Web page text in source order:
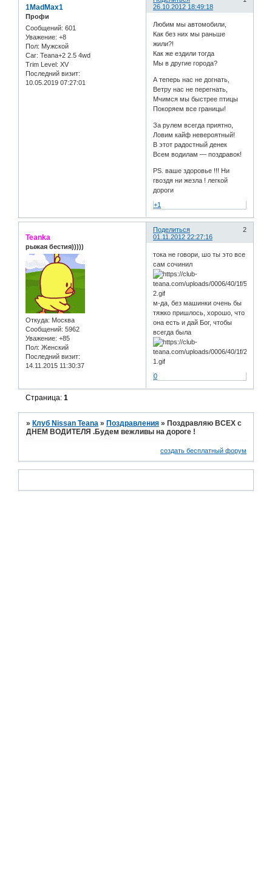
26.10.2012 18:49:18
1MadMax1
Профи
Сообщений: 601
Уважение: +8
Пол: Мужской
Car: Teana+2 2.5 4wd
Trim Level: XV
Последний визит:
10.05.2019 07:27:01
Любим мы автомобили,
Как без них мы раньше
жили?!
Как же ездили тогда
Мы в другие города?
А теперь нас не догнать,
Ветру нас не перегнать,
Мчимся мы быстрее птицы
Покоряем все границы!
За рулем всегда приятно,
Ловим кайф невероятный!
В этот радостный денек
Всем водилам — поздравок!
PS. ваше здоровье !!! Ни
гвоздя ни жезла ! легкой
дороги
+1
Поделиться
2
01.11.2012 22:27:16
Teanka
рыжая бестия)))))
Откуда: Москва
Сообщений: 5962
Уважение: +85
Пол: Женский
Последний визит:
14.11.2015 11:30:37
тока не говори, шо ты это все
сам сочинил
м-да, без машинки очень бы
тяжко пришлось, хорошо, что
она есть и дай Бог, чтобы
всегда была
0
Страница:1
» Клуб Nissan Teana » Поздравления » Поздравляю ВСЕХ с
ДНЕМ ВОДИТЕЛЯ .Будем вежливы на дороге !
создать бесплатный форум